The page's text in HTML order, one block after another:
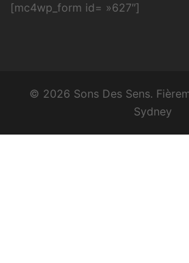
[mc4wp_form id= »627″]
© 2026 Sons Des Sens.
Sydney